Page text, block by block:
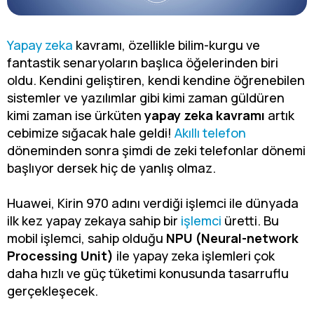
Yapay zeka kavramı, özellikle bilim-kurgu ve
fantastik senaryoların başlıca öğelerinden biri
oldu. Kendini geliştiren, kendi kendine öğrenebilen
sistemler ve yazılımlar gibi kimi zaman güldüren
kimi zaman ise ürküten yapay zeka kavramı artık
cebimize sığacak hale geldi! Akıllı telefon
döneminden sonra şimdi de zeki telefonlar dönemi
başlıyor dersek hiç de yanlış olmaz.
Huawei, Kirin 970 adını verdiği işlemci ile dünyada
ilk kez yapay zekaya sahip bir işlemci üretti. Bu
mobil işlemci, sahip olduğu NPU (Neural-network
Processing Unit) ile yapay zeka işlemleri çok
daha hızlı ve güç tüketimi konusunda tasarruflu
gerçekleşecek.